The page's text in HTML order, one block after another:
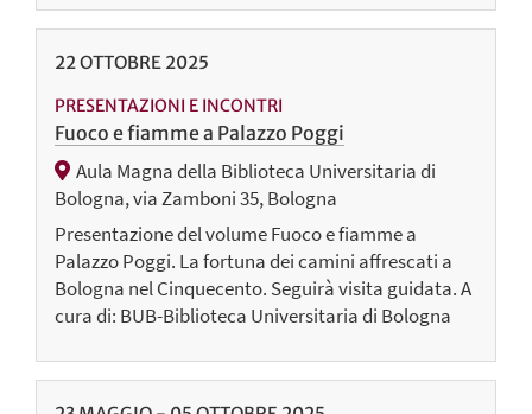
22OTTOBRE 2025
PRESENTAZIONI E INCONTRI
Fuoco e fiamme a Palazzo Poggi
Aula Magna della Biblioteca Universitaria di
Bologna, via Zamboni 35, Bologna
Presentazione del volume Fuoco e fiamme a
Palazzo Poggi. La fortuna dei camini affrescati a
Bologna nel Cinquecento. Seguirà visita guidata. A
cura di: BUB-Biblioteca Universitaria di Bologna